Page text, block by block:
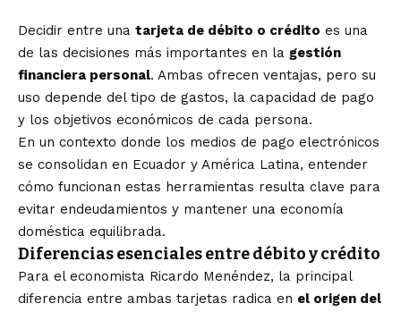
Decidir entre una tarjeta de débito o crédito es una
de las decisiones más importantes en la gestión
financiera personal. Ambas ofrecen ventajas, pero su
uso depende del tipo de gastos, la capacidad de pago
y los objetivos económicos de cada persona.
En un contexto donde los medios de pago electrónicos
se consolidan en Ecuador y América Latina, entender
cómo funcionan estas herramientas resulta clave para
evitar endeudamientos y mantener una economía
doméstica equilibrada.
Diferencias esenciales entre débito y crédito
Para el economista Ricardo Menéndez, la principal
diferencia entre ambas tarjetas radica en el origen del